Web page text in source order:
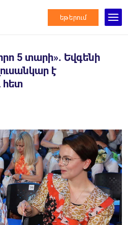
եթերում
5 տարի». Եվգենի
է
հետ